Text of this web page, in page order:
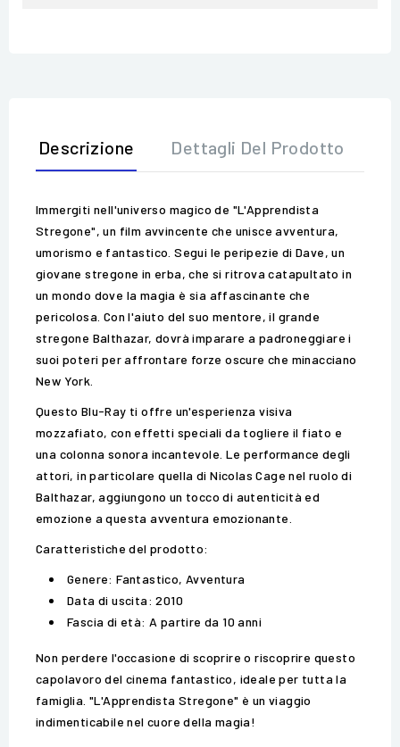
Descrizione Dettagli Del Prodotto
Immergiti nell'universo magico de "L'Apprendista
Stregone", un film avvincente che unisce avventura,
umorismo e fantastico. Segui le peripezie di Dave, un
giovane stregone in erba, che si ritrova catapultato in
un mondo dove la magia è sia affascinante che
pericolosa. Con l'aiuto del suo mentore, il grande
stregone Balthazar, dovrà imparare a padroneggiare i
suoi poteri per affrontare forze oscure che minacciano
New York.
Questo Blu-Ray ti offre un'esperienza visiva
mozzafiato, con effetti speciali da togliere il fiato e
una colonna sonora incantevole. Le performance degli
attori, in particolare quella di Nicolas Cage nel ruolo di
Balthazar, aggiungono un tocco di autenticità ed
emozione a questa avventura emozionante.
Caratteristiche del prodotto:
Genere: Fantastico, Avventura
Data di uscita: 2010
Fascia di età: A partire da 10 anni
Non perdere l'occasione di scoprire o riscoprire questo
capolavoro del cinema fantastico, ideale per tutta la
famiglia. "L'Apprendista Stregone" è un viaggio
indimenticabile nel cuore della magia!